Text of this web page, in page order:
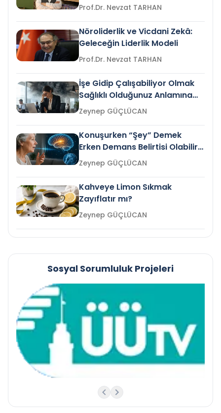
Prof.Dr. Nevzat TARHAN
Nöroliderlik ve Vicdani Zekâ:
Geleceğin Liderlik Modeli
Prof.Dr. Nevzat TARHAN
İşe Gidip Çalışabiliyor Olmak
Sağlıklı Olduğunuz Anlamına
Gelir mi?Zeynep GÜÇLÜCAN
Konuşurken “Şey” Demek
Erken Demans Belirtisi Olabilir
mi?
Zeynep GÜÇLÜCAN
Kahveye Limon Sıkmak
Zayıflatır mı?
Zeynep GÜÇLÜCAN
Sosyal Sorumluluk Projeleri